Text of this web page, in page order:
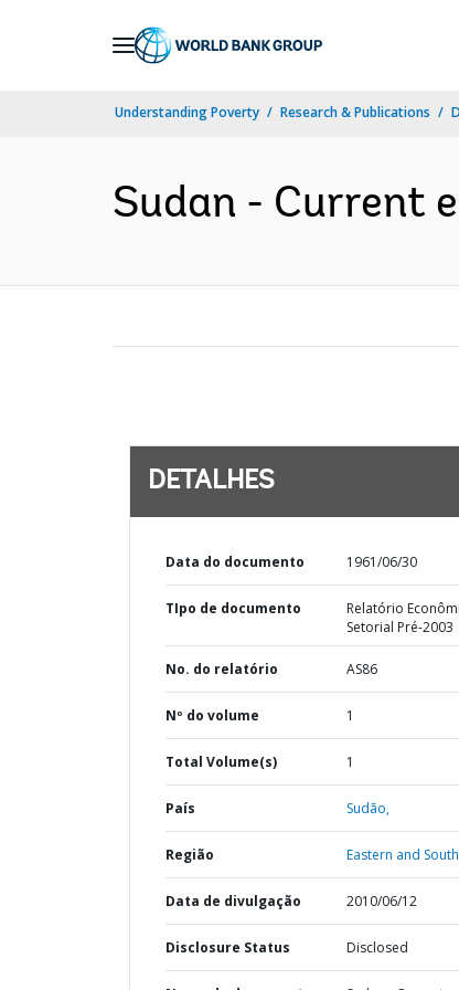
Understanding Poverty Research & Publications
Sudan - Current
DETALHES
Data do documento 1961/06/30
TIpo de documento
Relatório
Setorial Pré-2003
No. do relatório AS86
Nº do volume 1
Total Volume(s) 1
País Sudão,
Região Eastern and
Data de divulgação 2010/06/12
Disclosure Status Disclosed